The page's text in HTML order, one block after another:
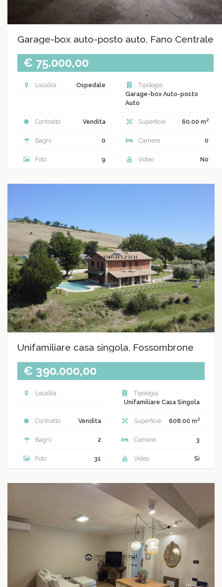
Garage-box auto-posto auto, Fano Centrale
€ 75.000,00
Località Ospedale
Tipologia
Garage-box Auto-posto
Auto
Contratto Vendita Superficie 60.00 m2
Bagni 0 Camere 0
Foto 9 Video No
Unifamiliare casa singola, Fossombrone
€ 390.000,00
Località
Tipologia
Unifamiliare Casa Singola
Contratto Vendita Superficie 608.00 m2
Bagni 2 Camere 3
Foto 31 Video Sì